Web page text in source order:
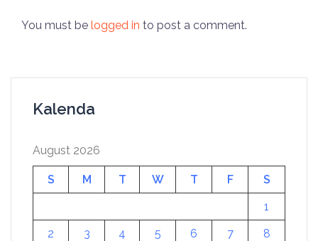
You must be logged in to post a comment.
Kalenda
August 2026
S M T W T F
S
1
2
3 4 5 6 7
8